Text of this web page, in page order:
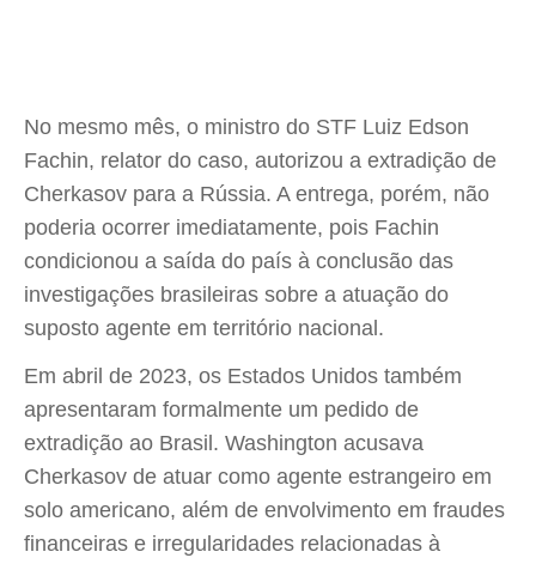
No mesmo mês, o ministro do STF Luiz Edson
Fachin, relator do caso, autorizou a extradição de
Cherkasov para a Rússia. A entrega, porém, não
poderia ocorrer imediatamente, pois Fachin
condicionou a saída do país à conclusão das
investigações brasileiras sobre a atuação do
suposto agente em território nacional.
Em abril de 2023, os Estados Unidos também
apresentaram formalmente um pedido de
extradição ao Brasil. Washington acusava
Cherkasov de atuar como agente estrangeiro em
solo americano, além de envolvimento em fraudes
financeiras e irregularidades relacionadas à